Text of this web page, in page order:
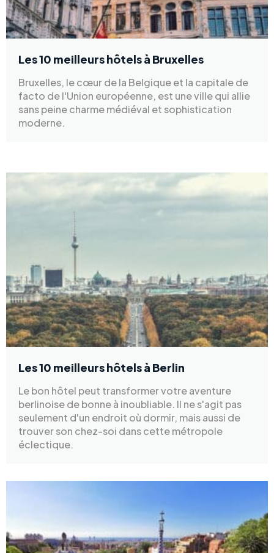
Les 10 meilleurs hôtels à Bruxelles
Bruxelles, le cœur de la Belgique et la capitale de
facto de l'Union européenne, est une ville qui allie
sans peine charme médiéval et sophistication
moderne.
Les 10 meilleurs hôtels à Berlin
Le bon hôtel peut transformer votre aventure
berlinoise de bonne à inoubliable. Il ne s'agit pas
seulement d'un endroit où dormir, mais aussi de
trouver son chez-soi dans cette métropole
éclectique.